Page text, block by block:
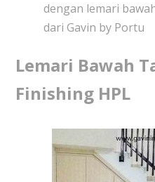
dengan lemari
dari Gavin by Portu
Lemari Bawah
Finishing HPL